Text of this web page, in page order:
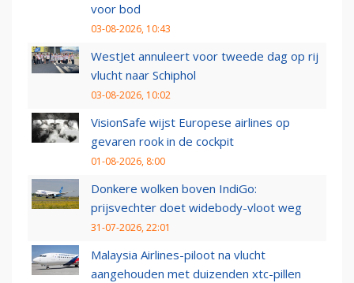
voor bod
03-08-2026, 10:43
WestJet annuleert voor tweede dag op rij
vlucht naar Schiphol
03-08-2026, 10:02
VisionSafe wijst Europese airlines op
gevaren rook in de cockpit
01-08-2026, 8:00
Donkere wolken boven IndiGo:
prijsvechter doet widebody-vloot weg
31-07-2026, 22:01
Malaysia Airlines-piloot na vlucht
aangehouden met duizenden xtc-pillen